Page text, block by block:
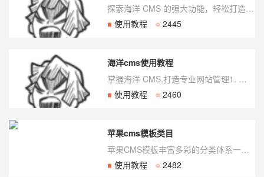
探索海洋 CMS 的强大功能，轻松打造专业级网站1. 开始使用海洋 CMS首先，您需...
使用教程
2445
海洋cms使用教程
掌握海洋 CMS,打造专业网站管理1. 海洋 CMS 简介海洋 CMS 是一款功能强...
使用教程
2460
苹果cms模板类目
苹果CMS模板丰富多彩的分类体系一、苹果CMS模板类目概述苹果CMS作为一款常用的内...
使用教程
2482